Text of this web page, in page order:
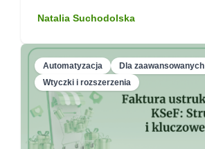
Natalia Suchodolska
Automatyzacja
Dla zaawansowanych
Wtyczki i rozszerzenia